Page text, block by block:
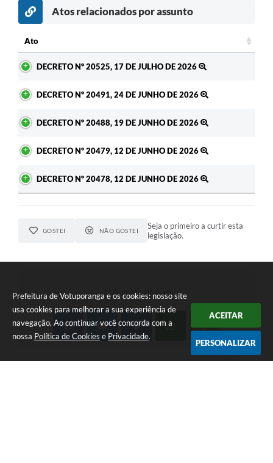
Prefeitura de Votuporanga e os cookies: nosso site
usa cookies para melhorar a sua experiência de
navegação. Ao continuar você concorda com a
nossa Política de Cookies e Privacidade.
ACEITAR
PERSONALIZAR
Atos relacionados por assunto
Ato
DECRETO Nº 20525, 17 DE JULHO DE 2026
DECRETO Nº 20491, 24 DE JUNHO DE 2026
DECRETO Nº 20488, 19 DE JUNHO DE 2026
DECRETO Nº 20479, 12 DE JUNHO DE 2026
DECRETO Nº 20478, 12 DE JUNHO DE 2026
GOSTEI NÃO GOSTEI
Seja o primeiro a curtir esta
legislação.
COMPARTILHAR